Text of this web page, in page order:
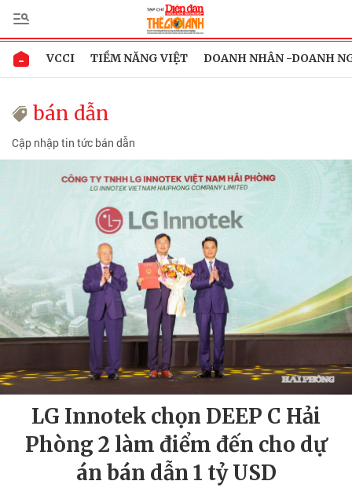
VCCI TIỀM NĂNG VIỆT DOANH NHÂN -DOANH
bán dẫn
Cập nhập tin tức bán dẫn
LG Innotek chọn DEEP C Hải
Phòng 2 làm điểm đến cho dự
án bán dẫn 1 tỷ USD